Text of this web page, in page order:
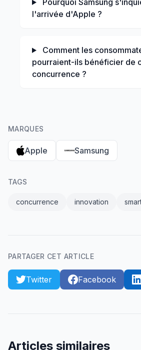
Pourquoi Samsung
l'arrivée d'Apple ?
Comment les
pourraient-ils bénéficier de
concurrence ?
MARQUES
Apple Samsung
TAGS
concurrence innovation
PARTAGER CET ARTICLE
Twitter Facebook
Articles similaires